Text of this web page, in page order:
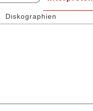
Diskographien